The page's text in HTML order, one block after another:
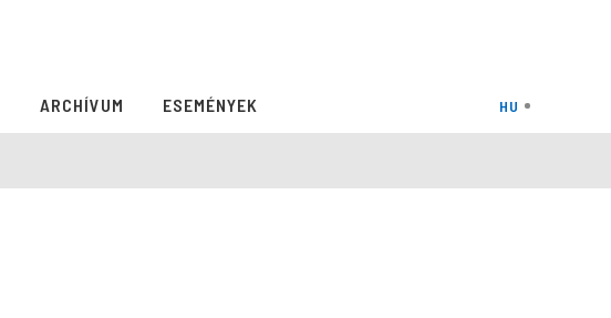
ARCHÍVUM ESEMÉNYEK